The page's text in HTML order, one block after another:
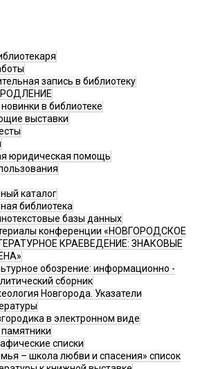
запись в библиотеку
в библиотеке
выставки
юридическая помощь
каталог
библиотека
базы данных
конференции «НОВГОРОДСКОЕ
КРАЕВЕДЕНИЕ: ЗНАКОВЫЕ
обозрение: информационно -
сборник
Новгорода. Указатели
в электронном виде
списки
– школа любви и спасения» список